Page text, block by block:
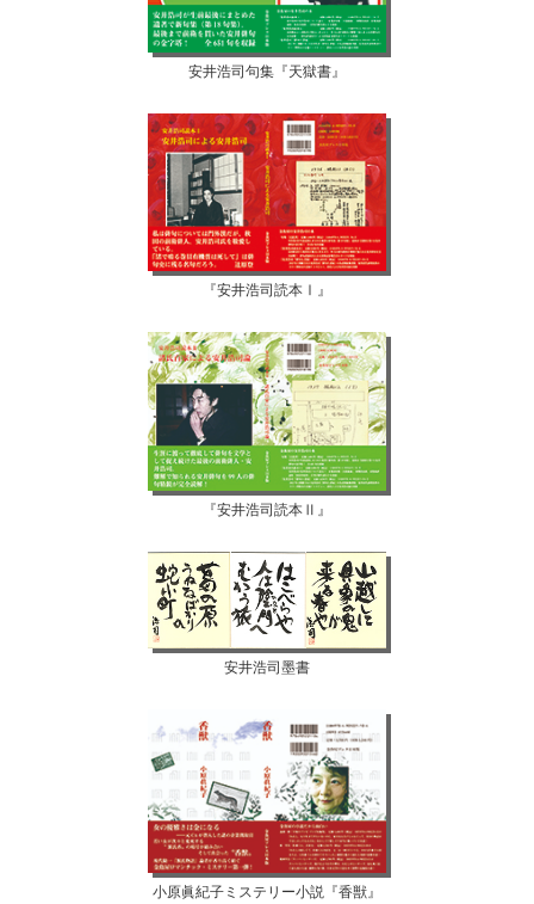
安井浩司句集『天獄書』
『安井浩司読本Ⅰ』
『安井浩司読本Ⅱ』
安井浩司墨書
小原眞紀子ミステリー小説『香獣』